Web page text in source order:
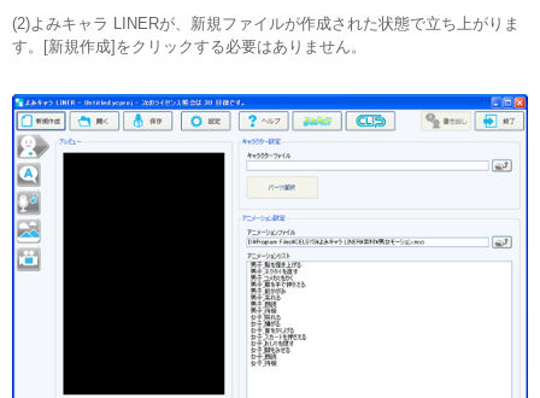
(2)よみキャラ LINERが、新規ファイルが作成された状態で立ち上がりま
す。[新規作成]をクリックする必要はありません。